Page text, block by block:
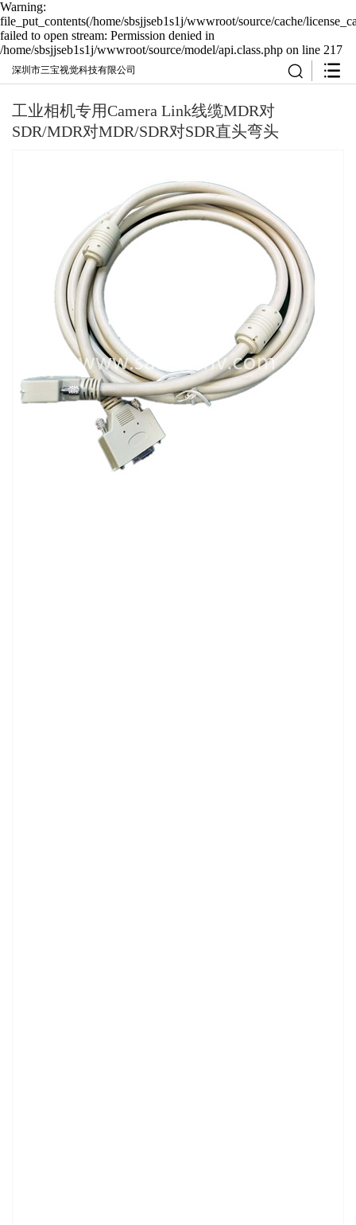
Warning:
file_put_contents(/home/sbsjjseb1s1j/wwwroot/source/cache/
failed to open stream: Permission denied in
/home/sbsjjseb1s1j/wwwroot/source/model/api.class.php on line 217
深圳市三宝视觉科技有限公司
工业相机专用Camera Link线缆MDR对
SDR/MDR对MDR/SDR对SDR直头弯头